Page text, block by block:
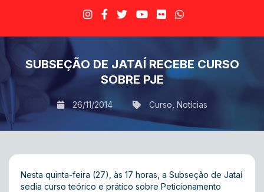
SUBSEÇÃO DE JATAÍ RECEBE CURSO
SOBRE PJE
26/11/2014 Curso Notícias
Nesta quinta-feira (27), às 17 horas, a Subseção de Jataí
sedia curso teórico e prático sobre Peticionamento